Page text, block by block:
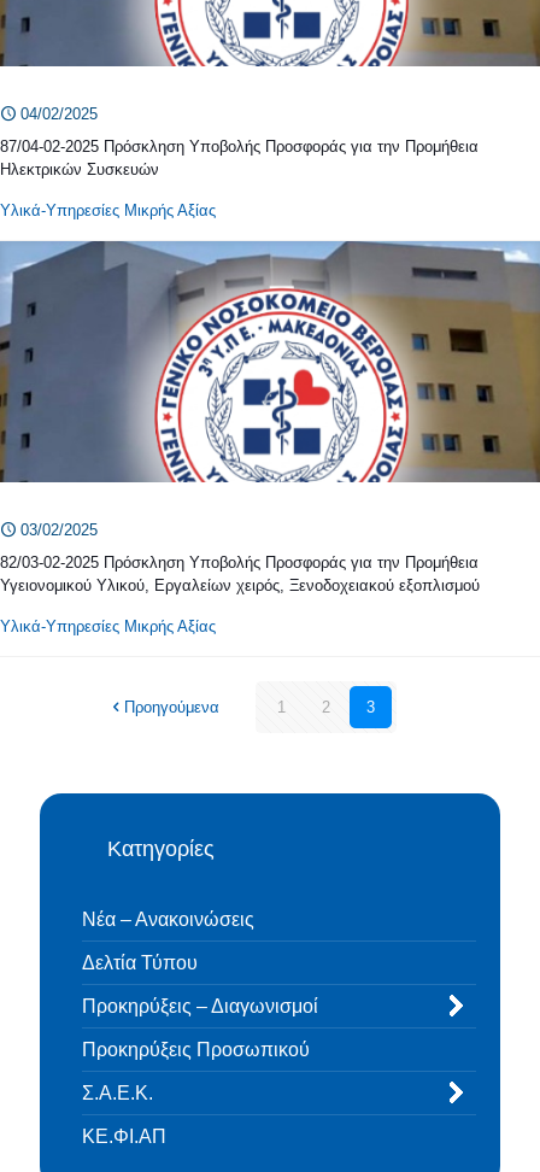
04/02/2025
87/04-02-2025 Πρόσκληση Υποβολής Προσφοράς για την Προμήθεια
Ηλεκτρικών Συσκευών
Υλικά-Υπηρεσίες Μικρής Αξίας
03/02/2025
82/03-02-2025 Πρόσκληση Υποβολής Προσφοράς για την Προμήθεια
Υγειονομικού Υλικού, Εργαλείων χειρός, Ξενοδοχειακού εξοπλισμού
Υλικά-Υπηρεσίες Μικρής Αξίας
Προηγούμενα 1 2 3
Κατηγορίες
Νέα – Ανακοινώσεις
Δελτία Τύπου
Προκηρύξεις – Διαγωνισμοί
Προκηρύξεις Προσωπικού
Σ.Α.Ε.Κ.
ΚΕ.ΦΙ.ΑΠ